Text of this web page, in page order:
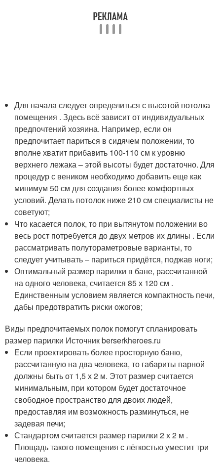
Для начала следует определиться с высотой потолка
помещения . Здесь всё зависит от индивидуальных
предпочтений хозяина. Например, если он
предпочитает париться в сидячем положении, то
вполне хватит прибавить 100-110 см к уровню
верхнего лежака – этой высоты будет достаточно. Для
процедур с веником необходимо добавить еще как
минимум 50 см для создания более комфортных
условий. Делать потолок ниже 210 см специалисты не
советуют;
Что касается полок, то при вытянутом положении во
весь рост потребуется до двух метров их длины . Если
рассматривать полутораметровые варианты, то
следует учитывать – париться придётся, поджав ноги;
Оптимальный размер парилки в бане, рассчитанной
на одного человека, считается 85 х 120 см .
Единственным условием является компактность печи,
дабы предотвратить риски ожогов;
Виды предпочитаемых полок помогут спланировать
размер парилки Источник berserkheroes.ru
Если проектировать более просторную баню,
рассчитанную на два человека, то габариты парной
должны быть от 1,5 х 2 м. Этот размер считается
минимальным, при котором будет достаточное
свободное пространство для двоих людей,
предоставляя им возможность разминуться, не
задевая печи;
Стандартом считается размер парилки 2 х 2 м .
Площадь такого помещения с лёгкостью уместит три
человека.